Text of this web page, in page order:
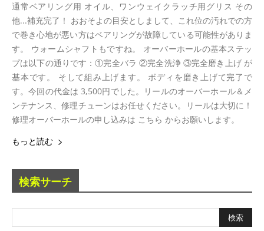
通常ベアリング用 オイル、ワンウェイクラッチ用グリス その
他...補充完了！ おおそよの目安としまして、これ位の汚れでの方
で巻き心地が悪い方はベアリングが故障している可能性がありま
す。 ウォームシャフトもですね。 オーバーホールの基本ステッ
プは以下の通りです：①完全バラ ②完全洗浄 ③完全磨き上げ が
基本です。 そして組み上げます。 ボディを磨き上げて完了で
す。今回の代金は 3,500円でした。リールのオーバーホール＆メ
ンテナンス、修理チューンはお任せください。リールは大切に！
修理オーバーホールの申し込みは こちら からお願いします。
もっと読む
検索サーチ